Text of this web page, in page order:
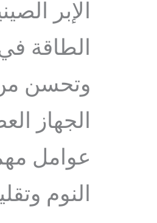
الإبر
الطاقة
وتحسن
الجهاز
عوامل
النوم